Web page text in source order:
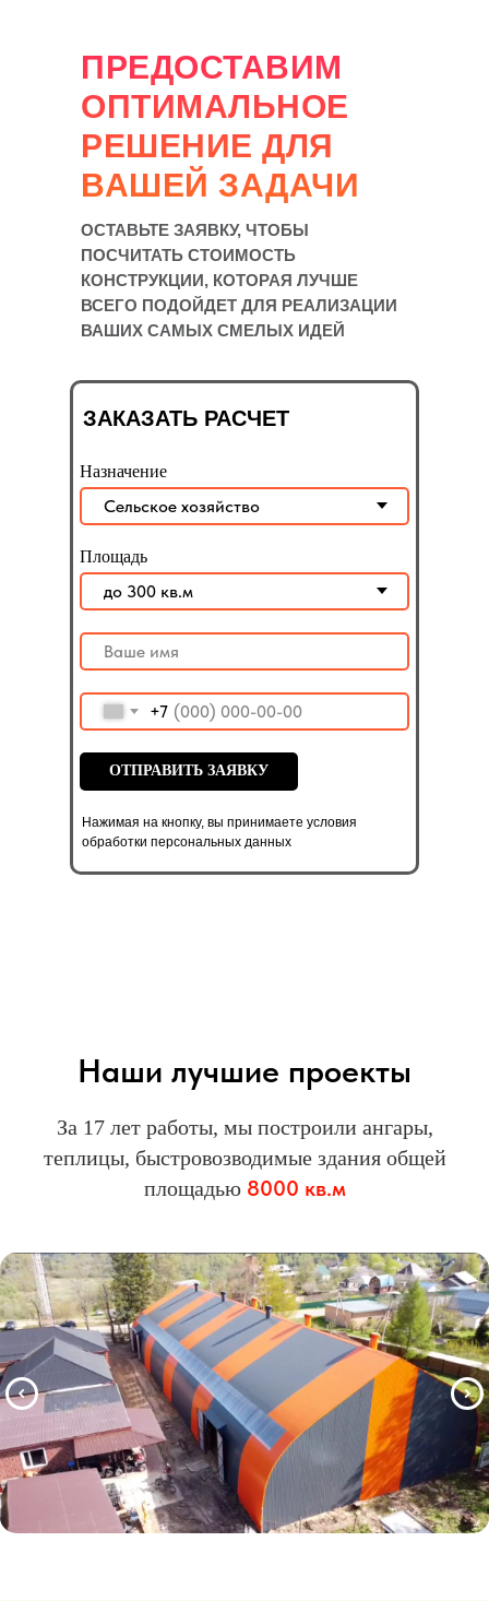
Нажимая на кнопку, вы принимаете условия
обработки персональных данных
Назначение
Площадь
+7
ОТПРАВИТЬ ЗАЯВКУ
ЗАКАЗАТЬ РАСЧЕТ
ПРЕДОСТАВИМ
ОПТИМАЛЬНОЕ
РЕШЕНИЕ ДЛЯ
ВАШЕЙ ЗАДАЧИ
ОСТАВЬТЕ ЗАЯВКУ, ЧТОБЫ
ПОСЧИТАТЬ СТОИМОСТЬ
КОНСТРУКЦИИ, КОТОРАЯ ЛУЧШЕ
ВСЕГО ПОДОЙДЕТ ДЛЯ РЕАЛИЗАЦИИ
ВАШИХ САМЫХ СМЕЛЫХ ИДЕЙ
Наши лучшие проекты
За 17 лет работы, мы построили ангары,
теплицы, быстровозводимые здания общей
площадью 8000 кв.м